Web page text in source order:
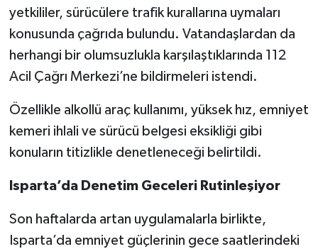
yetkililer, sürücülere trafik kurallarına uymaları
konusunda çağrıda bulundu. Vatandaşlardan da
herhangi bir olumsuzlukla karşılaştıklarında 112
Acil Çağrı Merkezi’ne bildirmeleri istendi.
Özellikle alkollü araç kullanımı, yüksek hız, emniyet
kemeri ihlali ve sürücü belgesi eksikliği gibi
konuların titizlikle denetleneceği belirtildi.
Isparta’da Denetim Geceleri Rutinleşiyor
Son haftalarda artan uygulamalarla birlikte,
Isparta’da emniyet güçlerinin gece saatlerindeki